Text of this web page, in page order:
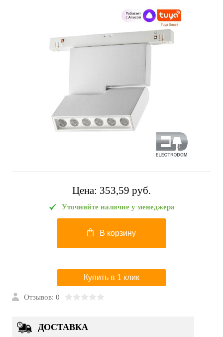
Цена: 353,59 pуб.
Уточняйте наличие у менеджера
В корзину
Купить в 1 клик
Отзывов: 0
ДОСТАВКА